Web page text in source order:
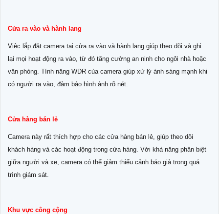
Cửa ra vào và hành lang
Việc lắp đặt camera tại cửa ra vào và hành lang giúp theo dõi và ghi
lại mọi hoạt động ra vào, từ đó tăng cường an ninh cho ngôi nhà hoặc
văn phòng. Tính năng WDR của camera giúp xử lý ánh sáng mạnh khi
có người ra vào, đảm bảo hình ảnh rõ nét.
Cửa hàng bán lẻ
Camera này rất thích hợp cho các cửa hàng bán lẻ, giúp theo dõi
khách hàng và các hoạt động trong cửa hàng. Với khả năng phân biệt
giữa người và xe, camera có thể giảm thiểu cảnh báo giả trong quá
trình giám sát.
Khu vực công cộng